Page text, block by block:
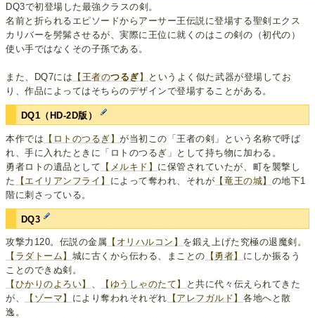
DQ3で初登場した最強クラスの剣。
名前と折られるエピソードからアーサー王伝説に登場する聖剣エクス
カリバーを髣髴させるが、実際に王位に就くのはこの剣の（初代の）
使い手ではなくその子孫である。
また、DQ7には 【王者のつるぎ 】
というよく似た武器が登場してお
り、作品によってはそちらのデザインで登場することがある。
DQ1（HD-2D版）
本作では 【ロトのつるぎ】が当初この「王者の剣」という名称で呼ば
れ、手に入れたときに「ロトのつるぎ」として持ち物に加わる。
勇者ロトの遺品として 【メルキド】 に保管されていたが、町を襲撃し
た
【エイリアンフライ】 によって奪われ、それが 【竜王の城】 の地下1
階に刺さっている。
DQ3
攻撃力120。伝説の金属 【オリハルコン】 を鍛え上げた究極の退魔剣。
【ラダトーム】 城に古くから伝わる、まことの 【勇者】 にしか振るう
ことのできぬ剣。
【ひかりのよろい】
【ゆうしゃのたて】
と共に代々伝えられてきた
が、
【ゾーマ】 により奪われそれぞれ 【アレフガルド】各地へと散
逸。